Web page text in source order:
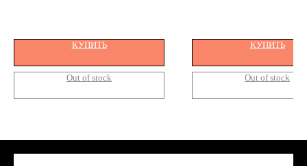
КУПИТЬ
Out of stock
КУПИТЬ
Out of stock